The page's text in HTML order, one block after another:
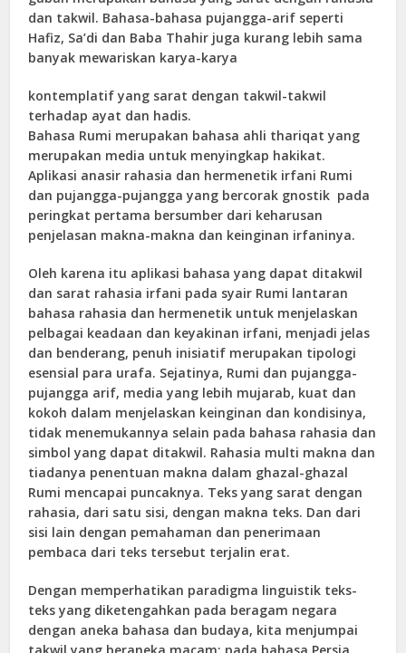
dan takwil. Bahasa-bahasa pujangga-arif seperti
Hafiz, Sa’di dan Baba Thahir juga kurang lebih sama
banyak mewariskan karya-karya
kontemplatif yang sarat dengan takwil-takwil
terhadap ayat dan hadis.
Bahasa Rumi merupakan bahasa ahli thariqat yang
merupakan media untuk menyingkap hakikat.
Aplikasi anasir rahasia dan hermenetik irfani Rumi
dan pujangga-pujangga yang bercorak gnostik pada
peringkat pertama bersumber dari keharusan
penjelasan makna-makna dan keinginan irfaninya.
Oleh karena itu aplikasi bahasa yang dapat ditakwil
dan sarat rahasia irfani pada syair Rumi lantaran
bahasa rahasia dan hermenetik untuk menjelaskan
pelbagai keadaan dan keyakinan irfani, menjadi jelas
dan benderang, penuh inisiatif merupakan tipologi
esensial para urafa. Sejatinya, Rumi dan pujangga-
pujangga arif, media yang lebih mujarab, kuat dan
kokoh dalam menjelaskan keinginan dan kondisinya,
tidak menemukannya selain pada bahasa rahasia dan
simbol yang dapat ditakwil. Rahasia multi makna dan
tiadanya penentuan makna dalam ghazal-ghazal
Rumi mencapai puncaknya. Teks yang sarat dengan
rahasia, dari satu sisi, dengan makna teks. Dan dari
sisi lain dengan pemahaman dan penerimaan
pembaca dari teks tersebut terjalin erat.
Dengan memperhatikan paradigma linguistik teks-
teks yang diketengahkan pada beragam negara
dengan aneka bahasa dan budaya, kita menjumpai